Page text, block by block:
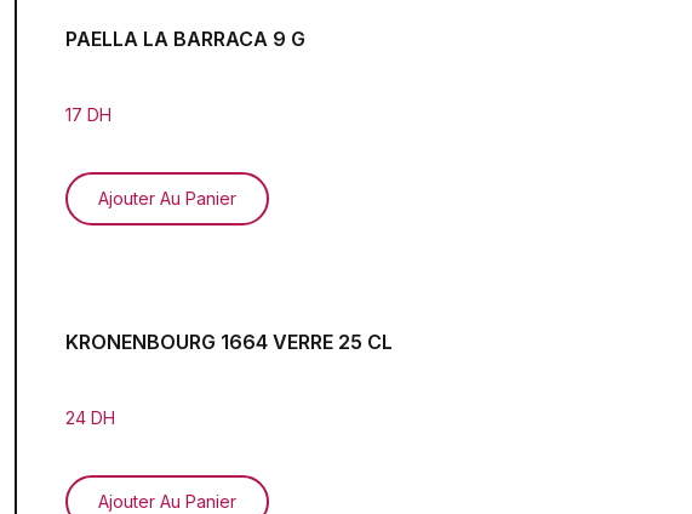
PAELLA LA BARRACA 9 G
17 DH
Ajouter Au Panier
KRONENBOURG 1664 VERRE 25 CL
24 DH
Ajouter Au Panier